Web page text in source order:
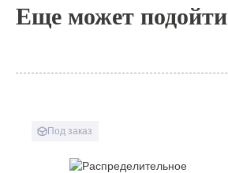
Еще может подойти
Под заказ